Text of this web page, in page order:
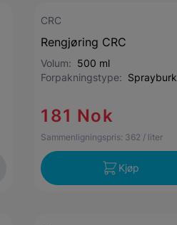
CRC
Rengjøring CRC
Volum: 500 ml
Forpakningstype: Sprayburk
181 Nok
Sammenligningspris: 362 / liter
Kjøp